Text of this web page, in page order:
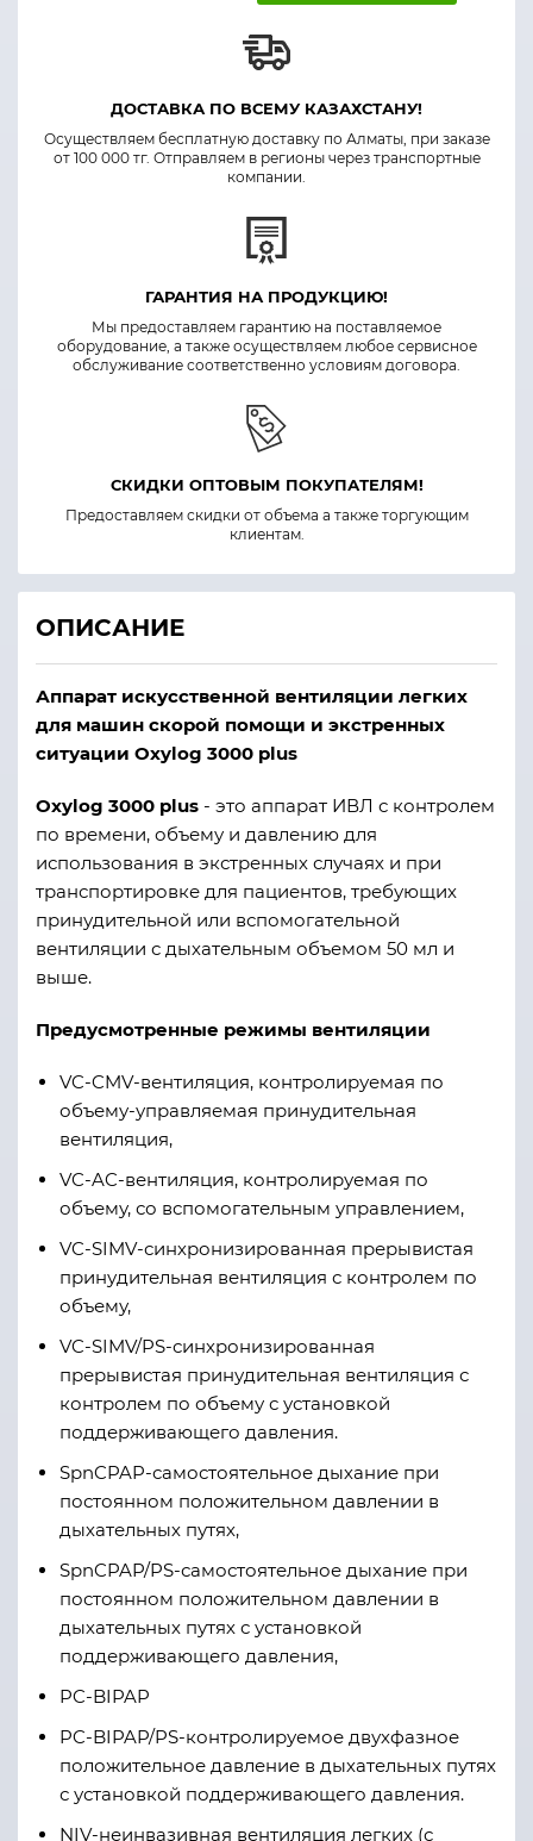
ДОСТАВКА ПО ВСЕМУ КАЗАХСТАНУ!
Осуществляем бесплатную доставку по Алматы, при заказе
от 100 000 тг. Отправляем в регионы через транспортные
компании.
ГАРАНТИЯ НА ПРОДУКЦИЮ!
Мы предоставляем гарантию на поставляемое
оборудование, а также осуществляем любое сервисное
обслуживание соответственно условиям договора.
СКИДКИ ОПТОВЫМ ПОКУПАТЕЛЯМ!
Предоставляем скидки от объема а также торгующим
клиентам.
ОПИСАНИЕ
Аппарат искусственной вентиляции легких
для машин скорой помощи и экстренных
ситуации Oxylog 3000 plus
Oxylog 3000 plus - это аппарат ИВЛ с контролем
по времени, объему и давлению для
использования в экстренных случаях и при
транспортировке для пациентов, требующих
принудительной или вспомогательной
вентиляции с дыхательным объемом 50 мл и
выше.
Предусмотренные режимы вентиляции
VC-CMV-вентиляция, контролируемая по
объему-управляемая принудительная
вентиляция,
VC-AC-вентиляция, контролируемая по
объему, со вспомогательным управлением,
VC-SIMV-синхронизированная прерывистая
принудительная вентиляция с контролем по
объему,
VC-SIMV/PS-синхронизированная
прерывистая принудительная вентиляция с
контролем по объему с установкой
поддерживающего давления.
SpnCPAP-самостоятельное дыхание при
постоянном положительном давлении в
дыхательных путях,
SpnCPAP/PS-самостоятельное дыхание при
постоянном положительном давлении в
дыхательных путях с установкой
поддерживающего давления,
PC-BIPAP
PC-BIPAP/PS-контролируемое двухфазное
положительное давление в дыхательных путях
с установкой поддерживающего давления.
NIV-неинвазивная вентиляция легких (с